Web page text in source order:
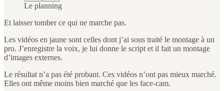
Le planning
Et laisser tomber ce qui ne marche pas.
Les vidéos en jaune sont celles dont j’ai sous traité le montage à un
pro. J’enregistre la voix, je lui donne le script et il fait un montage
d’images externes.
Le résultat n’a pas été probant. Ces vidéos n’ont pas mieux marché.
Elles ont même moins bien marché que les face-cam.